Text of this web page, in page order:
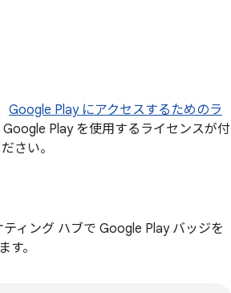
Google Play にアクセスするためのラ
Play を使用するライセンスが付
さい。
ィング ハブで Google Play バッジを
。